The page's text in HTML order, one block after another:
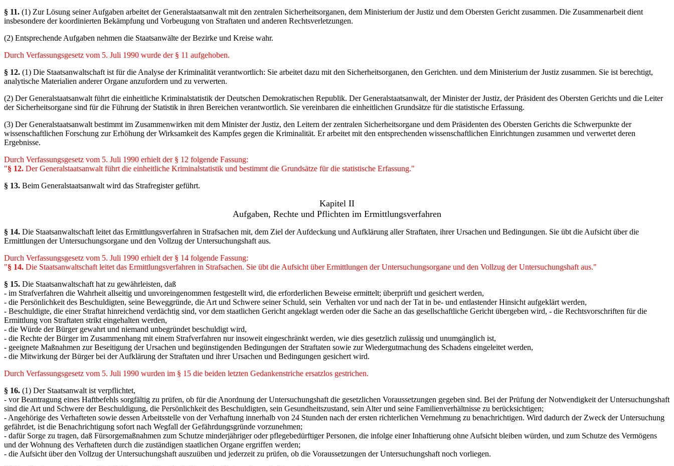
§ 11. (1) Zur Lösung seiner Aufgaben arbeitet der Generalstaatsanwalt mit den zentralen Sicherheitsorganen, dem Ministerium der Justiz und dem Obersten Gericht zusammen. Die Zusammenarbeit dient
insbesondere der koordinierten Bekämpfung und Vorbeugung von Straftaten und anderen Rechtsverletzungen.
(2) Entsprechende Aufgaben nehmen die Staatsanwälte der Bezirke und Kreise wahr.
Durch Verfassungsgesetz vom 5. Juli 1990 wurde der § 11 aufgehoben.
§ 12. (1) Die Staatsanwaltschaft ist für die Analyse der Kriminalität verantwortlich: Sie arbeitet dazu mit den Sicherheitsorganen, den Gerichten. und dem Ministerium der Justiz zusammen. Sie ist berechtigt,
analytische Materialien anderer Organe anzufordern und zu verwerten.
(2) Der Generalstaatsanwalt führt die einheitliche Kriminalstatistik der Deutschen Demokratischen Republik. Der Generalstaatsanwalt, der Minister der Justiz, der Präsident des Obersten Gerichts und die Leiter
der Sicherheitsorgane sind für die Führung der Statistik in ihren Bereichen verantwortlich. Sie vereinbaren die einheitlichen Grundsätze für die statistische Erfassung.
(3) Der Generalstaatsanwalt bestimmt im Zusammenwirken mit dem Minister der Justiz, den Leitern der zentralen Sicherheitsorgane und dem Präsidenten des Obersten Gerichts die Schwerpunkte der
wissenschaftlichen Forschung zur Erhöhung der Wirksamkeit des Kampfes gegen die Kriminalität. Er arbeitet mit den entsprechenden wissenschaftlichen Einrichtungen zusammen und verwertet deren
Ergebnisse.
Durch Verfassungsgesetz vom 5. Juli 1990 erhielt der § 12 folgende Fassung:
"§ 12. Der Generalstaatsanwalt führt die einheitliche Kriminalstatistik und bestimmt die Grundsätze für die statistische Erfassung."
§ 13. Beim Generalstaatsanwalt wird das Strafregister geführt.
Kapitel II
Aufgaben, Rechte und Pflichten im Ermittlungsverfahren
§ 14. Die Staatsanwaltschaft leitet das Ermittlungsverfahren in Strafsachen mit, dem Ziel der Aufdeckung und Aufklärung aller Straftaten, ihrer Ursachen und Bedingungen. Sie übt die Aufsicht über die
Ermittlungen der Untersuchungsorgane und den Vollzug der Untersuchungshaft aus.
Durch Verfassungsgesetz vom 5. Juli 1990 erhielt der § 14 folgende Fassung:
"§ 14. Die Staatsanwaltschaft leitet das Ermittlungsverfahren in Strafsachen. Sie übt die Aufsicht über Ermittlungen der Untersuchungsorgane und den Vollzug der Untersuchungshaft aus."
§ 15. Die Staatsanwaltschaft hat zu gewährleisten, daß
- im Strafverfahren die Wahrheit allseitig und unvoreingenommen festgestellt wird, die erforderlichen Beweise ermittelt; überprüft und gesichert werden,
- die Persönlichkeit des Beschuldigten, seine Beweggründe, die Art und Schwere seiner Schuld, sein Verhalten vor und nach der Tat in be- und entlastender Hinsicht aufgeklärt werden,
- Beschuldigte, die einer Straftat hinreichend verdächtig sind, vor dem staatlichen Gericht angeklagt werden oder die Sache an das gesellschaftliche Gericht übergeben wird, - die Rechtsvorschriften für die
Ermittlung von Straftaten strikt eingehalten werden,
- die Würde der Bürger gewahrt und niemand unbegründet beschuldigt wird,
- die Rechte der Bürger im Zusammenhang mit einem Strafverfahren nur insoweit eingeschränkt werden, wie dies gesetzlich zulässig und unumgänglich ist,
- geeignete Maßnahmen zur Beseitigung der Ursachen und begünstigenden Bedingungen der Straftaten sowie zur Wiedergutmachung des Schadens eingeleitet werden,
- die Mitwirkung der Bürger bei der Aufklärung der Straftaten und ihrer Ursachen und Bedingungen gesichert wird.
Durch Verfassungsgesetz vom 5. Juli 1990 wurden im § 15 die beiden letzten Gedankenstriche ersatzlos gestrichen.
§ 16. (1) Der Staatsanwalt ist verpflichtet,
- vor Beantragung eines Haftbefehls sorgfältig zu prüfen, ob für die Anordnung der Untersuchungshaft die gesetzlichen Voraussetzungen gegeben sind. Bei der Prüfung der Notwendigkeit der Untersuchungshaft
sind die Art und Schwere der Beschuldigung, die Persönlichkeit des Beschuldigten, sein Gesundheitszustand, sein Alter und seine Familienverhältnisse zu berücksichtigen;
- Angehörige des Verhafteten sowie dessen Arbeitsstelle von der Verhaftung innerhalb von 24 Stunden nach der ersten richterlichen Vernehmung zu benachrichtigen. Wird dadurch der Zweck der Untersuchung
gefährdet, ist die Benachrichtigung sofort nach Wegfall der Gefährdungsgründe vorzunehmen;
- dafür Sorge zu tragen, daß Fürsorgemaßnahmen zum Schutze minderjähriger oder pflegebedürftiger Personen, die infolge einer Inhaftierung ohne Aufsicht bleiben würden, und zum Schutze des Vermögens
und der Wohnung des Verhafteten durch die zuständigen staatlichen Organe ergriffen werden;
- die Aufsicht über den Vollzug der Untersuchungshaft auszuüben und jederzeit zu prüfen, ob die Voraussetzungen der Untersuchungshaft noch vorliegen.